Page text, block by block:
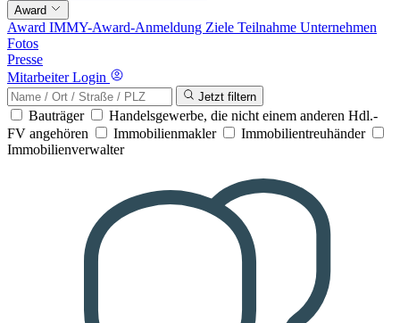
Award
Award IMMY-Award-Anmeldung Ziele Teilnahme Unternehmen
Fotos
Presse
Mitarbeiter Login
Jetzt filtern
Bauträger
Handelsgewerbe, die nicht einem anderen Hdl.-
FV angehören
Immobilienmakler
Immobilientreuhänder
Immobilienverwalter